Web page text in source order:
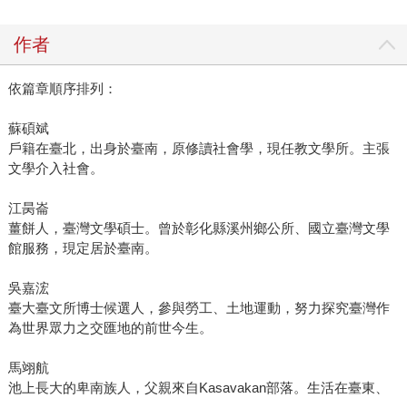
作者
依篇章順序排列：
蘇碩斌
戶籍在臺北，出身於臺南，原修讀社會學，現任教文學所。主張
文學介入社會。
江昺崙
薑餅人，臺灣文學碩士。曾於彰化縣溪州鄉公所、國立臺灣文學
館服務，現定居於臺南。
吳嘉浤
臺大臺文所博士候選人，參與勞工、土地運動，努力探究臺灣作
為世界眾力之交匯地的前世今生。
馬翊航
池上長大的卑南族人，父親來自Kasavakan部落。生活在臺東、